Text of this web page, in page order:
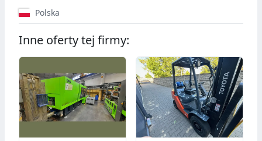
Polska
Inne oferty tej firmy: